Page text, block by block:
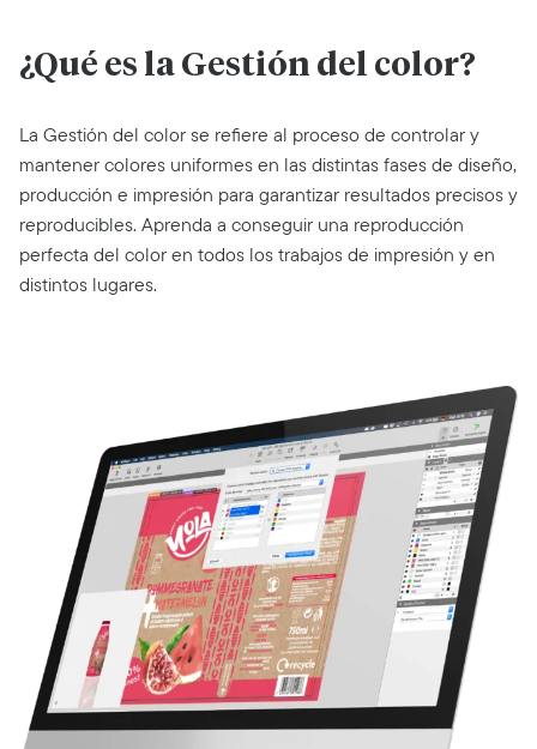
¿Qué es la Gestión del color?
La Gestión del color se refiere al proceso de controlar y
mantener colores uniformes en las distintas fases de diseño,
producción e impresión para garantizar resultados precisos y
reproducibles. Aprenda a conseguir una reproducción
perfecta del color en todos los trabajos de impresión y en
distintos lugares.